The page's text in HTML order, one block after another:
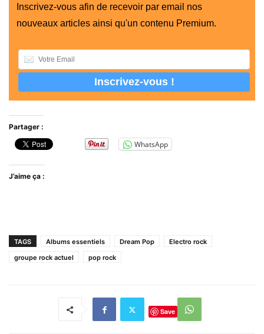
Inscrivez-vous afin de recevoir par email nos
nouveaux articles ainsi qu'un contenu Premium.
Partager :
WhatsApp
J’aime ça :
TAGS Albums essentiels Dream Pop
Electro rock
groupe rock actuel
pop rock
Save